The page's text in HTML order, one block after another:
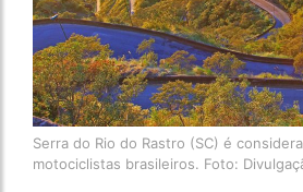
Serra do Rio do Rastro (SC) é
motociclistas brasileiros. Foto: